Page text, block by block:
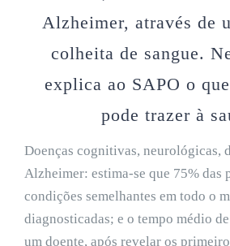
Alzheimer, através de
colheita de sangue.
explica ao SAPO o
pode trazer à
Doenças cognitivas, neurológicas,
Alzheimer: estima-se que 75% das
condições semelhantes em todo o
diagnosticadas; e o tempo médio
um doente, após revelar os